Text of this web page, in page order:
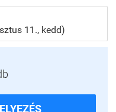
11., kedd)